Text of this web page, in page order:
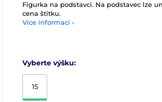
Figurka na podstavci. Na podstavec lze
cena štítku.
Více informací ›
Vyberte výšku:
15